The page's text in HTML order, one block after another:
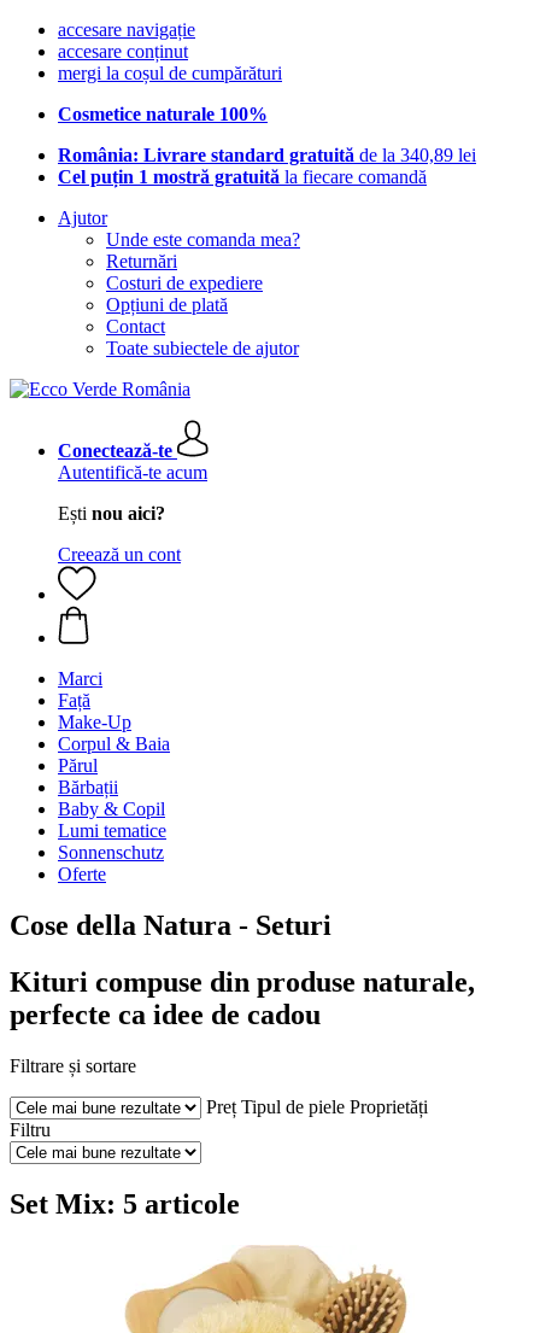
accesare navigație
accesare conținut
mergi la coșul de cumpărături
Cosmetice naturale 100%
România: Livrare standard gratuită de la 340,89 lei
Cel puțin 1 mostră gratuită la fiecare comandă
Ajutor
Unde este comanda mea?
Returnări
Costuri de expediere
Opțiuni de plată
Contact
Toate subiectele de ajutor
Conectează-te
Autentifică-te acum
Ești nou aici?
Creează un cont
Marci
Față
Make-Up
Corpul & Baia
Părul
Bărbații
Baby & Copil
Lumi tematice
Sonnenschutz
Oferte
Cose della Natura - Seturi
Kituri compuse din produse naturale,
perfecte ca idee de cadou
Filtrare și sortare
Preț Tipul de piele Proprietăți
Filtru
Set Mix: 5 articole